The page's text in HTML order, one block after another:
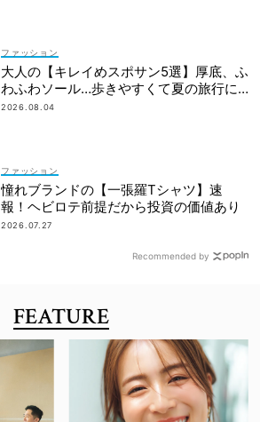
ファッション
大人の【キレイめスポサン5選】厚底、ふ
わふわソール…歩きやすくて夏の旅行に
も！
2026.08.04
ファッション
憧れブランドの【一張羅Tシャツ】速
報！ヘビロテ前提だから投資の価値あり
2026.07.27
Recommended by
FEATURE